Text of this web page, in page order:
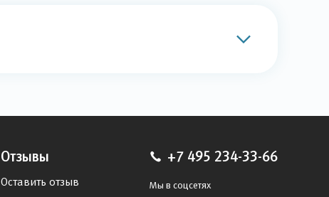
Отзывы
Оставить отзыв
+7 495 234-33-66
Мы в соцсетях